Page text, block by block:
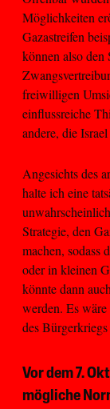
Möglichkeiten
Gazastreifen
können also den
freiwilligen
einflussreiche
andere, die
Angesichts des
halte ich eine
Strategie, den
machen, sodass
oder in kleinen
könnte dann
werden. Es
des
Vor dem 7.
mögliche